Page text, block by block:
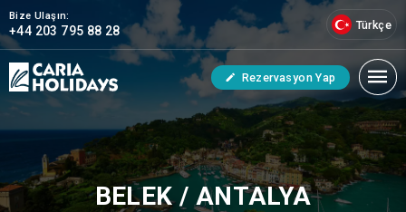
Bize Ulaşın:
+44 203 795 88 28 Türkçe
Rezervasyon Yap
BELEK / ANTALYA